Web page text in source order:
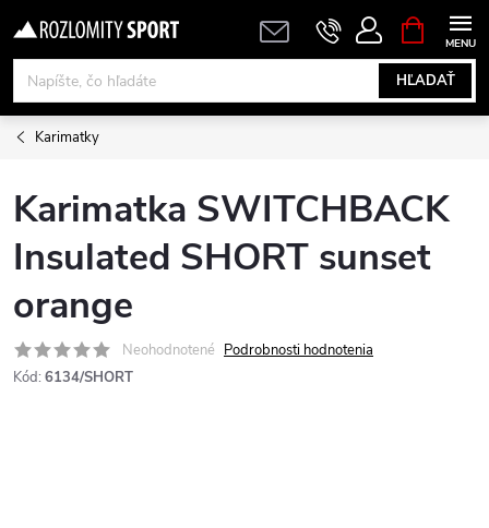
na
obsah
HĽADAŤ
KOŠÍK
Karimatky
Karimatka SWITCHBACK
Insulated SHORT sunset
orange
Neohodnotené Podrobnosti hodnotenia
Kód: 6134/SHORT